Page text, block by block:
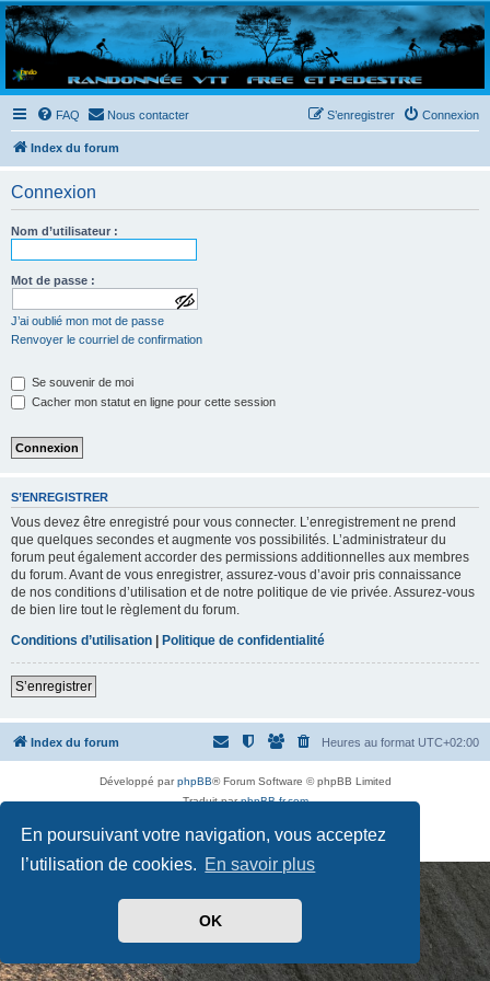
En poursuivant votre navigation, vous acceptez
l’utilisation de cookies. En savoir plus
OK
Randovttfree.fr
Bienvenue sur le site des randos vtt et pédestre de Bretagne . Bonne navigation sur le site
et bonnes randos dans l'Ouest !
FAQ Nous contacter Connexion
S’enregistrer
Index du forum
Connexion
Nom d’utilisateur :
Mot de passe :
a
f
e
d
e
p
a
s
e
J’ai oublié mon mot de passe
Renvoyer le courriel de confirmation
Se souvenir de moi
Cacher mon statut en ligne pour cette session
S’ENREGISTRER
Vous devez être enregistré pour vous connecter. L’enregistrement ne prend
que quelques secondes et augmente vos possibilités. L’administrateur du
forum peut également accorder des permissions additionnelles aux membres
du forum. Avant de vous enregistrer, assurez-vous d’avoir pris connaissance
de nos conditions d’utilisation et de notre politique de vie privée. Assurez-vous
de bien lire tout le règlement du forum.
Conditions d’utilisation | Politique de confidentialité
S’enregistrer
Index du forum Heures au format UTC+02:00
Développé parphpBB® Forum Software © phpBB Limited
Traduit parphpBB-fr.com
Confidentialité| Conditions